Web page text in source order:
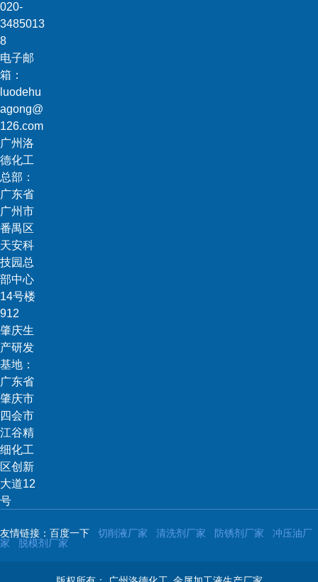
020-
3485013
8
电子邮
箱：
luodehu
agong@
126.com
广州洛
德化工
总部：
广东省
广州市
番禺区
天安科
技园总
部中心
14号楼
912
肇庆生
产研发
基地：
广东省
肇庆市
四会市
江谷精
细化工
区创新
大道12
号
友情链接：百度一下 切削液厂家 清洗剂厂家 防锈剂厂家
冲压油厂
家
脱模剂厂家